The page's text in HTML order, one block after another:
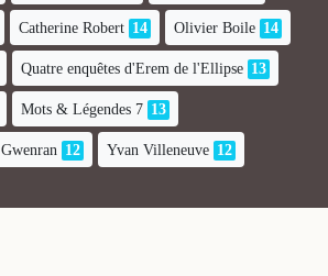
Catherine Robert 14 Olivier Boile 14
Quatre enquêtes d'Erem de l'Ellipse 13
Mots & Légendes 7 13
Gwenran 12 Yvan Villeneuve 12